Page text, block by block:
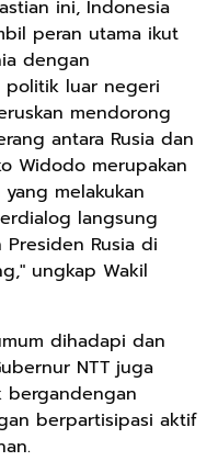
ini, Indonesia
peran utama ikut
dengan
politik luar negeri
mendorong
antara Rusia dan
Widodo merupakan
melakukan
langsung
Rusia di
ungkap Wakil
dihadapi dan
NTT juga
bergandengan
berpartisipasi aktif